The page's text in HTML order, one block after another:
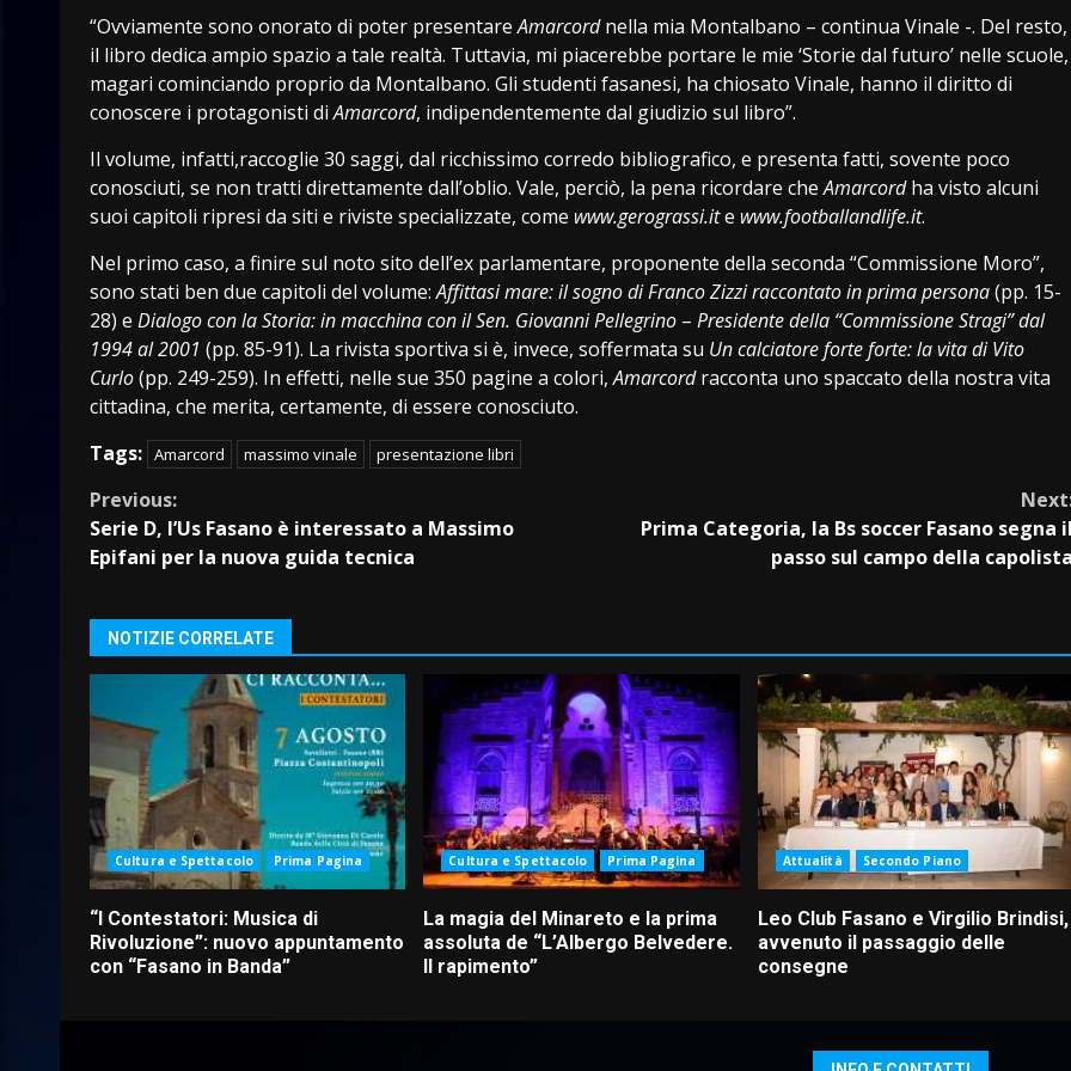
“Ovviamente sono onorato di poter presentareAmarcordnella mia Montalbano – continua Vinale -. Del resto,
il libro dedica ampio spazio a tale realtà. Tuttavia, mi piacerebbe portare le mie ‘Storie dal futuro’ nelle scuole,
magari cominciando proprio da Montalbano. Gli studenti fasanesi, ha chiosato Vinale, hanno il diritto di
conoscere i protagonisti diAmarcord, indipendentemente dal giudizio sul libro”.
Il volume, infatti,raccoglie 30 saggi, dal ricchissimo corredo bibliografico, e presenta fatti, sovente poco
conosciuti, se non tratti direttamente dall’oblio. Vale, perciò, la pena ricordare cheAmarcordha visto alcuni
suoi capitoli ripresi da siti e riviste specializzate, come www.gerograssi.ite www.footballandlife.it.
Nel primo caso, a finire sul noto sito dell’ex parlamentare, proponente della seconda “Commissione Moro”,
sono stati ben due capitoli del volume:Affittasi mare: il sogno di Franco Zizzi raccontato in prima persona(pp. 15-
28) e Dialogo con la Storia: in macchina con il Sen. Giovanni Pellegrino – Presidente della “Commissione Stragi” dal
1994 al 2001 (pp. 85-91). La rivista sportiva si è, invece, soffermata su Un calciatore forte forte: la vita di Vito
Curlo(pp. 249-259). In effetti, nelle sue 350 pagine a colori,Amarcordracconta uno spaccato della nostra vita
cittadina, che merita, certamente, di essere conosciuto.
Tags: Amarcord massimo vinale presentazione libri
Continue
Reading
Previous:
Serie D, l’Us Fasano è interessato a Massimo
Epifani per la nuova guida tecnica
Prima Categoria, la Bs soccer Fasano segna
passo sul campo della
NOTIZIE CORRELATE
Cultura e Spettacolo Prima Pagina
“I Contestatori: Musica di
Rivoluzione”: nuovo appuntamento
con “Fasano in Banda”
Cultura e Spettacolo Prima Pagina
La magia del Minareto e la prima
assoluta de “L’Albergo Belvedere.
Il rapimento”
Attualità Secondo Piano
Leo Club Fasano e Virgilio Brindisi,
avvenuto il passaggio delle
consegne